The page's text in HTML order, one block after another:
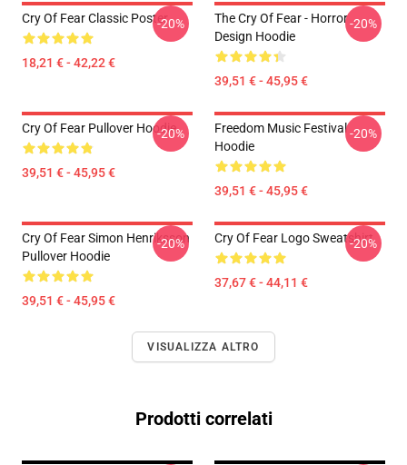
Cry Of Fear Classic Poster
18,21 € - 42,22 €
-20%
The Cry Of Fear - Horror
Design Hoodie
39,51 € - 45,95 €
-20%
Cry Of Fear Pullover Hoodie
39,51 € - 45,95 €
-20%
Freedom Music Festival
Hoodie
39,51 € - 45,95 €
-20%
Cry Of Fear Simon Henriksson
Pullover Hoodie
39,51 € - 45,95 €
-20% Cry Of Fear Logo Sweatshirt
37,67 € - 44,11 €
-20%
VISUALIZZA ALTRO
Prodotti correlati